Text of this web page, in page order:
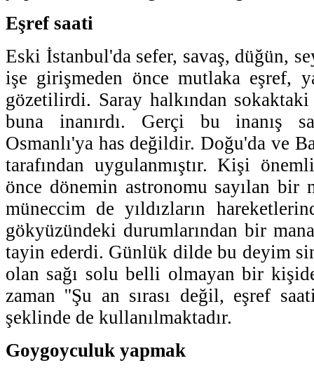
Eşref saati
Eski İstanbul'da sefer, savaş, düğün,
işe girişmeden önce mutlaka eşref,
gözetilirdi. Saray halkından
buna inanırdı. Gerçi bu inanış
Osmanlı'ya has değildir. Doğu'da ve
tarafından uygulanmıştır. Kişi
önce dönemin astronomu sayılan bir
müneccim de yıldızların
gökyüzündeki durumlarından bir
tayin ederdi. Günlük dilde bu deyim
olan sağı solu belli olmayan bir
zaman ''Şu an sırası değil, eşref
şeklinde de kullanılmaktadır.
Goygoyculuk yapmak